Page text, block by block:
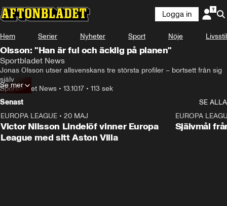
Logga in
Hem Serier Nyheter Sport Nöje Livsstil
Olsson: "Han är ful och äcklig på planen"
Sportbladet News
Jonas Olsson utser allsvenskans tre största profiler – bortsett från sig
själv
Sportbladet News • 13.10.17 • 113 sek
Se mer
Senast
SE ALLA
EUROPA LEAGUE • 20 MAJ
Victor Nilsson Lindelöf vinner Europa
League med sitt Aston Villa
EUROPA
Självmål